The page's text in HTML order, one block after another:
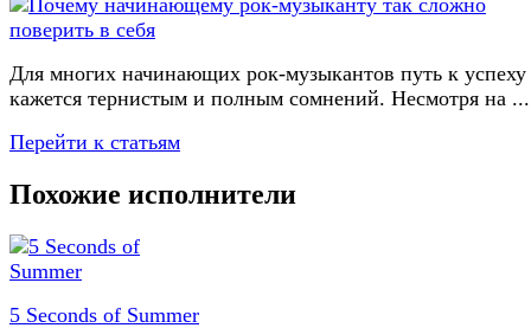
Для многих начинающих рок-музыкантов путь к успеху
кажется тернистым и полным сомнений. Несмотря на ...
Перейти к статьям
Похожие исполнители
5 Seconds of Summer